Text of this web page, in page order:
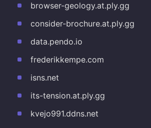
browser-geology.at.ply.gg
consider-brochure.at.ply.gg
data.pendo.io
frederikkempe.com
isns.net
its-tension.at.ply.gg
kvejo991.ddns.net